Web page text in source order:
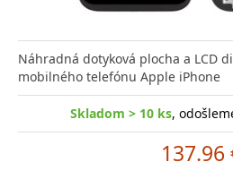
Náhradná dotyková plocha a LCD
mobilného telefónu Apple iPhone
Skladom > 10 ks,
137.96